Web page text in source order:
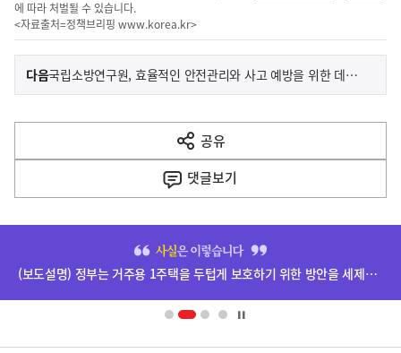
에 따라 처벌될 수 있습니다.
<자료출처=정책브리핑 www.korea.kr>
이
전
다
음
다음기
사
국립소방연구원, 효율적인 안전관리와 사고 예방을 위한 데이터 기반 시스템 도입
공유
열
기
댓글보기
영
(보도설명) 정부는 거주용 1주택을 두텁게 보호하기 위한 방안을 세제개편안에 담았습니다.